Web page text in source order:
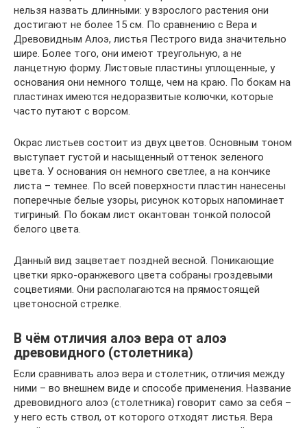
нельзя назвать длинными: у взрослого растения они
достигают не более 15 см. По сравнению с Вера и
Древовидным Алоэ, листья Пестрого вида значительно
шире. Более того, они имеют треугольную, а не
ланцетную форму. Листовые пластины уплощенные, у
основания они немного толще, чем на краю. По бокам на
пластинах имеются недоразвитые колючки, которые
часто путают с ворсом.
Окрас листьев состоит из двух цветов. Основным тоном
выступает густой и насыщенный оттенок зеленого
цвета. У основания он немного светлее, а на кончике
листа – темнее. По всей поверхности пластин нанесены
поперечные белые узоры, рисунок которых напоминает
тигриный. По бокам лист окантован тонкой полосой
белого цвета.
Данный вид зацветает поздней весной. Поникающие
цветки ярко-оранжевого цвета собраны гроздевыми
соцветиями. Они располагаются на прямостоящей
цветоносной стрелке.
В чём отличия алоэ вера от алоэ
древовидного (столетника)
Если сравнивать алоэ вера и столетник, отличия между
ними – во внешнем виде и способе применения. Название
древовидного алоэ (столетника) говорит само за себя –
у него есть ствол, от которого отходят листья. Вера